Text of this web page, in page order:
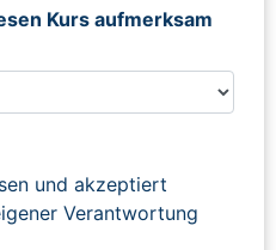
Kurs aufmerksam
und akzeptiert
Verantwortung